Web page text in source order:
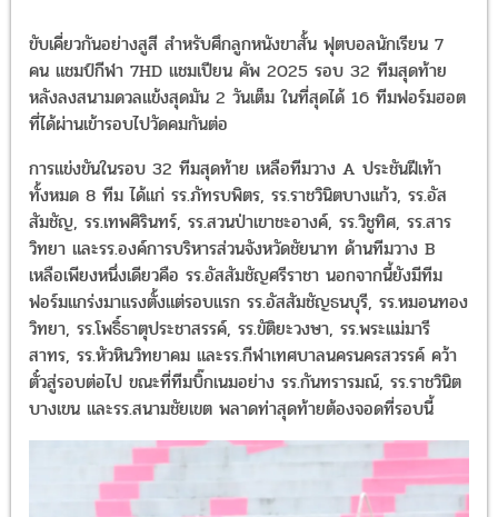
ขับเคี่ยวกันอย่างสูสี สำหรับศึกลูกหนังขาสั้น ฟุตบอลนักเรียน 7 คน แ
กีฬา 7HD แชมเปียน คัพ 2025 รอบ 32 ทีมสุดท้าย หลังลงสนามดว
แข้งสุดมัน 2 วันเต็ม ในที่สุดได้ 16 ทีมฟอร์มฮอตที่ได้ผ่านเข้ารอบไปวัด
กันต่อ
การแข่งขันในรอบ 32 ทีมสุดท้าย เหลือทีมวาง A ประชันฝีเท้าทั้งหม
ทีม ได้แก่ รร.ภัทรบพิตร, รร.ราชวินิตบางแก้ว, รร.อัสสัมชัญ,
รร.เทพศิรินทร์, รร.สวนป่าเขาชะอางค์, รร.วิชูทิศ, รร.สารวิทยา และ
รร.องค์การบริหารส่วนจังหวัดชัยนาท ด้านทีมวาง B เหลือเพียงหนึ่งเดี
รร.อัสสัมชัญศรีราชา นอกจากนี้ยังมีทีมฟอร์มแกร่งมาแรงตั้งแต่รอบแรก
รร.อัสสัมชัญธนบุรี, รร.หมอนทองวิทยา, รร.โพธิ์ธาตุประชาสรรค์, รร.ขั
วงษา, รร.พระแม่มารีสาทร, รร.หัวหินวิทยาคม และรร.กีฬาเทศบาลนคร
นครสวรรค์ คว้าตั๋วสู่รอบต่อไป ขณะที่ทีมบิ๊กเนมอย่าง รร.กันทรารมณ์,
รร.ราชวินิตบางเขน และรร.สนามชัยเขต พลาดท่าสุดท้ายต้องจอดที่รอ